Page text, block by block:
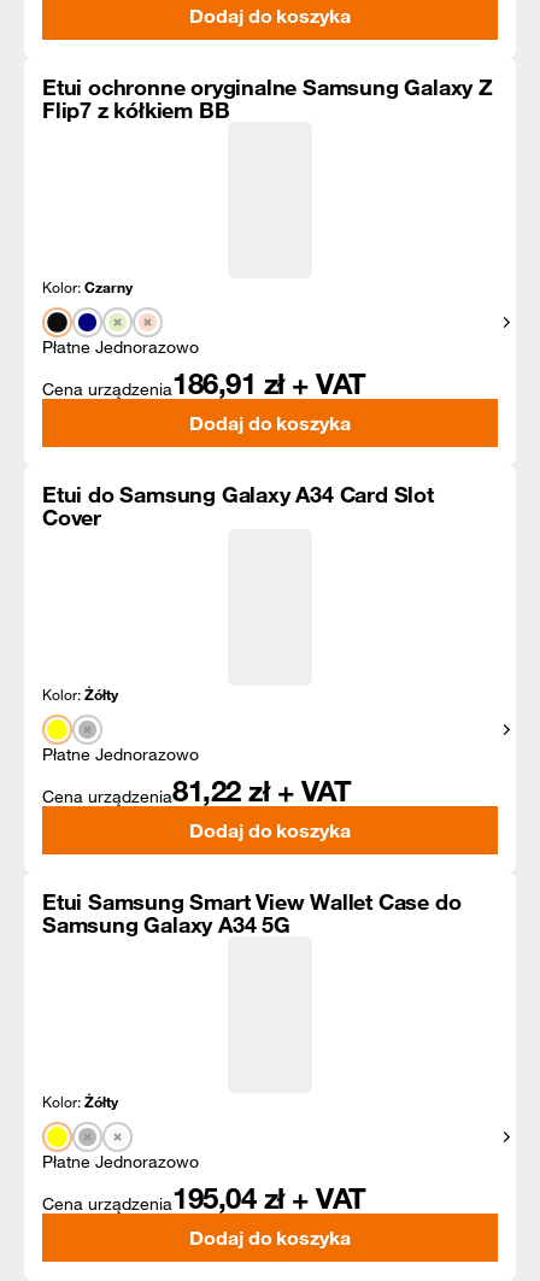
Dodaj do koszyka
Etui ochronne oryginalne Samsung Galaxy Z
Flip7 z kółkiem BB
Kolor:Czarny
Płatne Jednorazowo
Cena urządzenia186,91 zł + VAT
Dodaj do koszyka
Etui do Samsung Galaxy A34 Card Slot
Cover
Kolor:Żółty
Płatne Jednorazowo
Cena urządzenia81,22 zł + VAT
Dodaj do koszyka
Etui Samsung Smart View Wallet Case do
Samsung Galaxy A34 5G
Kolor:Żółty
Płatne Jednorazowo
Cena urządzenia195,04 zł + VAT
Dodaj do koszyka